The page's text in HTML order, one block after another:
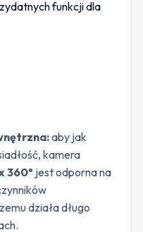
aby jak
kamera
360° jest odporna na
działa długo